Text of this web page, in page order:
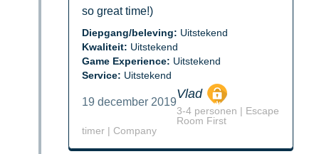
so great time!)
Diepgang/beleving: Uitstekend
Kwaliteit: Uitstekend
Game Experience: Uitstekend
Service: Uitstekend
19 december 2019
Vlad
3-4 personen | Escape
Room First
timer | Company